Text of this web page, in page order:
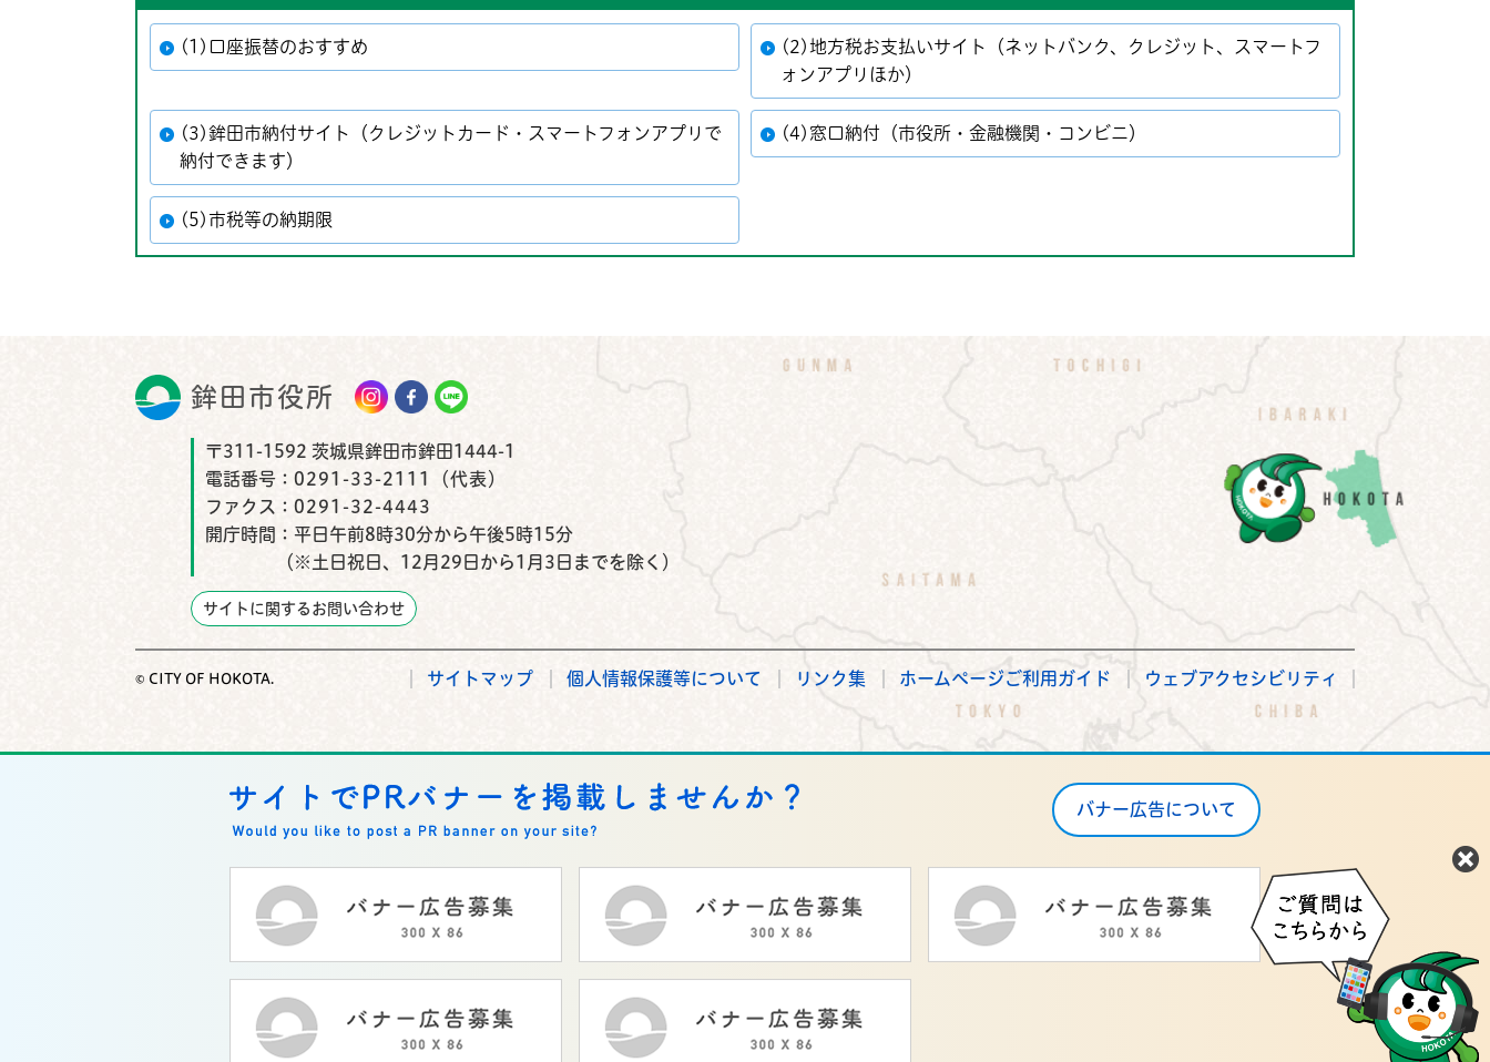
(1)口座振替のおすすめ
(2)地方税お支払いサイト（ネットバンク、クレジット、スマートフ
ォンアプリほか）
(3)鉾田市納付サイト（クレジットカード・スマートフォンアプリで
納付できます）
(4)窓口納付（市役所・金融機関・コンビニ）
(5)市税等の納期限
鉾田市役所 鉾田市公式Instagram
鉾田市公式Facebook
鉾田市公式LINE
〒311-1592 茨城県鉾田市鉾田1444-1
電話番号： 0291-33-2111（代表）
ファクス： 0291-32-4443
開庁時間： 平日午前8時30分から午後5時15分
（※土日祝日、12月29日から1月3日までを除く）
サイトに関するお問い合わせ
© CITY OF HOKOTA. サイトマップ 個人情報保護等について リンク集 ホームページご利用ガイド ウェブアクセシビリティ
バナー広告について